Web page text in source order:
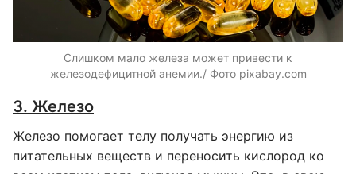
Слишком мало железа может привести к
железодефицитной анемии./ Фото pixabay.com
3. Железо
Железо помогает телу получать энергию из
питательных веществ и переносить кислород ко